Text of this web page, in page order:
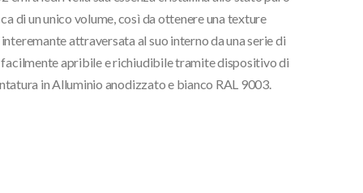
di un unico volume, così da ottenere una texture
attraversata al suo interno da una serie di
apribile e richiudibile tramite dispositivo di
in Alluminio anodizzato e bianco RAL 9003.